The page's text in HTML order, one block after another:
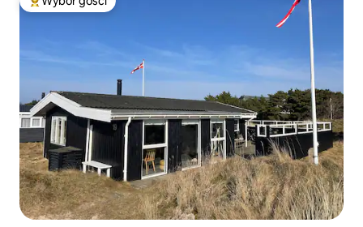
Najpopularniejsze z kategorii Wybór gości